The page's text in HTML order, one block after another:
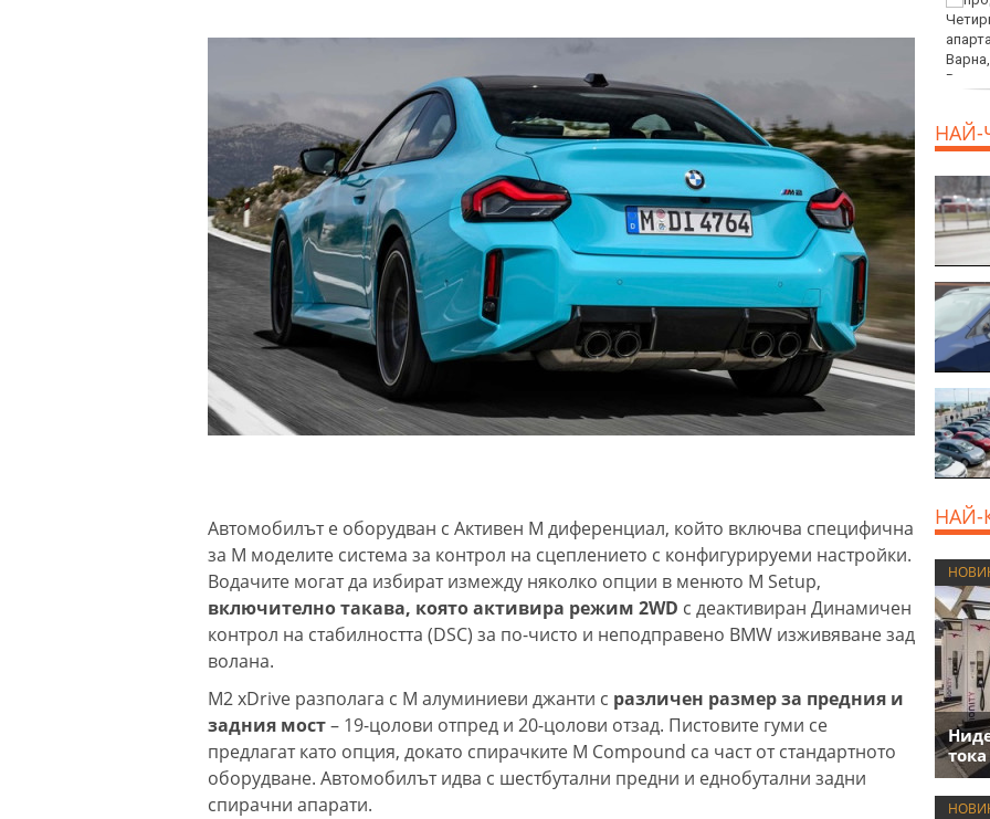
Автомобилът е оборудван с Активен M диференциал, който включва специфична
за M моделите система за контрол на сцеплението с конфигурируеми настройки.
Водачите могат да избират измежду няколко опции в менюто M Setup,
включително такава, която активира режим 2WD с деактивиран Динамичен
контрол на стабилността (DSC) за по-чисто и неподправено BMW изживяване зад
волана.
M2 xDrive разполага с M алуминиеви джанти с различен размер за предния и
задния мост– 19-цолови отпред и 20-цолови отзад. Пистовите гуми се
предлагат като опция, докато спирачките M Compound са част от стандартното
оборудване. Автомобилът идва с шестбутални предни и еднобутални задни
спирачни апарати.
НАЙ-
НАЙ-